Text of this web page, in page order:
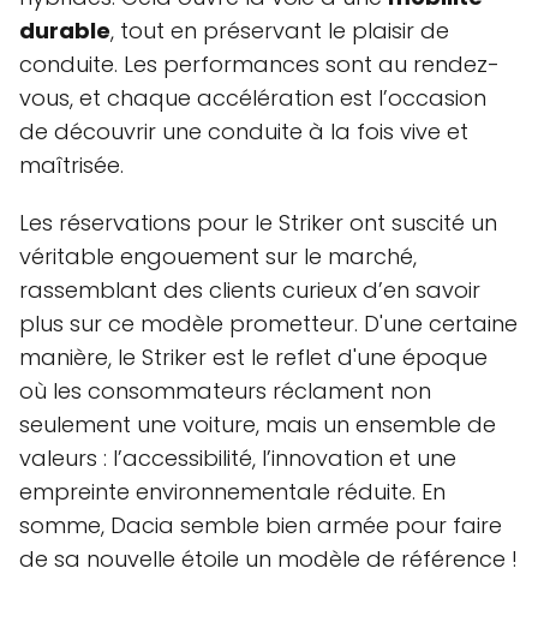
durable, tout en préservant le plaisir de
conduite. Les performances sont au rendez-
vous, et chaque accélération est l’occasion
de découvrir une conduite à la fois vive et
maîtrisée.
Les réservations pour le Striker ont suscité un
véritable engouement sur le marché,
rassemblant des clients curieux d’en savoir
plus sur ce modèle prometteur. D'une certaine
manière, le Striker est le reflet d'une époque
où les consommateurs réclament non
seulement une voiture, mais un ensemble de
valeurs : l’accessibilité, l’innovation et une
empreinte environnementale réduite. En
somme, Dacia semble bien armée pour faire
de sa nouvelle étoile un modèle de référence !